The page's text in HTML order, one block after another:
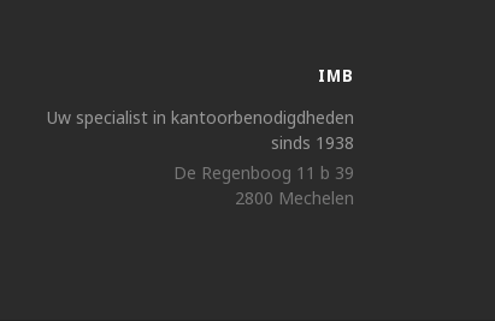
IMB
Uw specialist in kantoorbenodigdheden
sinds 1938
De Regenboog 11 b 39
2800 Mechelen